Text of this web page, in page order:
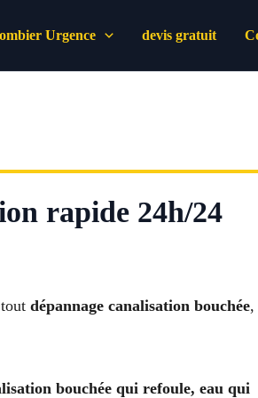
Urgence devis gratuit
rapide 24h/24
dépannage canalisation bouchée,
bouchée qui refoule, eau qui